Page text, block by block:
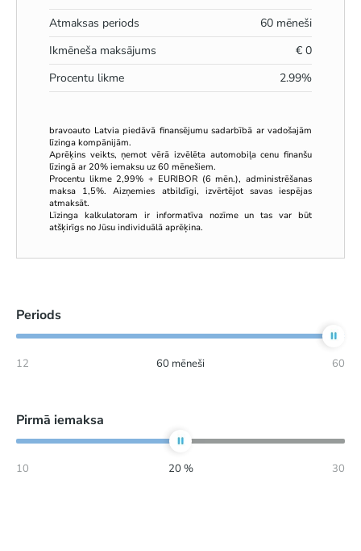
Atmaksas periods
60 mēneši
Ikmēneša maksājums
€ 0
Procentu likme
2.99%
bravoauto Latvia piedāvā finansējumu sadarbībā ar vadošajām
līzinga kompānijām.
Aprēķins veikts, ņemot vērā izvēlēta automobiļa cenu finanšu
līzingā ar 20% iemaksu uz 60 mēnešiem.
Procentu likme 2,99% + EURIBOR (6 mēn.), administrēšanas
maksa 1,5%. Aizņemies atbildīgi, izvērtējot savas iespējas
atmaksāt.
Līzinga kalkulatoram ir informatīva nozīme un tas var būt
atšķirīgs no Jūsu individuālā aprēķina.
Periods
12 60 mēneši 60
Pirmā iemaksa
10 20 % 30